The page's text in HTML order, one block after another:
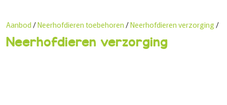
Neerhofdieren verzorging
Aanbod /Neerhofdieren toebehoren /Neerhofdieren verzorging /